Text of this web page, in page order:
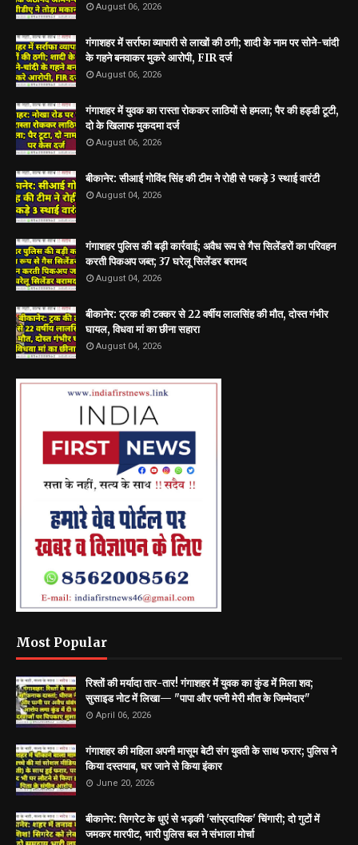
August 06, 2026
गंगाशहर में सर्राफा व्यापारी से लाखों की ठगी; शादी के नाम पर सोने-चांदी
के गहने बनवाकर मुकरे आरोपी, FIR दर्ज
August 06, 2026
गंगाशहर में युवक का रास्ता रोककर लाठियों से हमला; पैर की हड्डी टूटी,
दो के खिलाफ मुकदमा दर्ज
August 06, 2026
बीकानेर: सीआई गोविंद सिंह की टीम ने रोही से पकड़े 3 स्थाई वारंटी
August 04, 2026
गंगाशहर पुलिस की बड़ी कार्रवाई; अवैध रूप से गैस सिलेंडरों का परिवहन
करती पिकअप जब्त; 37 घरेलू सिलेंडर बरामद
August 04, 2026
बीकानेर: ट्रक की टक्कर से 22 वर्षीय लालसिंह की मौत, दोस्त गंभीर
घायल, विधवा मां का छीना सहारा
August 04, 2026
Most Popular
रिश्तों की मर्यादा तार-तार! गंगाशहर में युवक का कुंड में मिला शव;
सुसाइड नोट में लिखा— "पापा और पत्नी मेरी मौत के जिम्मेदार"
April 06, 2026
गंगाशहर की महिला अपनी मासूम बेटी संग युवती के साथ फरार; पुलिस ने
किया दस्तयाब, घर जाने से किया इंकार
June 20, 2026
बीकानेर: सिगरेट के धुएं से भड़की 'सांप्रदायिक' चिंगारी; दो गुटों में
जमकर मारपीट, भारी पुलिस बल ने संभाला मोर्चा